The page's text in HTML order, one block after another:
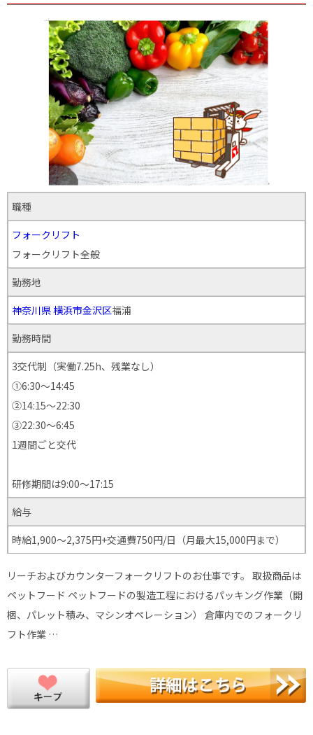
職種
フォークリフト
フォークリフト全般
勤務地
神奈川県横浜市金沢区福浦
勤務時間
3交代制（実働7.25h、残業なし）
①6:30～14:45
②14:15～22:30
③22:30～6:45
1週間ごと交代
研修期間は9:00～17:15
給与
時給1,900～2,375円+交通費750円/日（月最大15,000円まで）
リーチおよびカウンターフォークリフトのお仕事です。 取扱商品は
ペットフード ペットフードの製造工程におけるパッキング作業（開
梱、パレット積み、マシンオペレーション） 倉庫内でのフォークリ
フト作業 …